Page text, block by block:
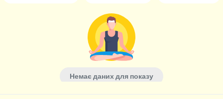
Немає даних для показу